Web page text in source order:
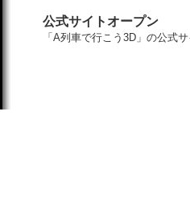
公式サイトオープン
「A列車で行こう3D」の公式